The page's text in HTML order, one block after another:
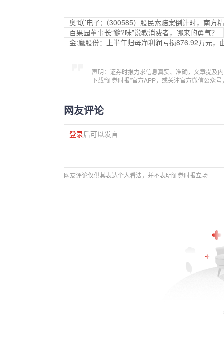
奥‘联’电子;（300585）股民索赔案倒计时，南方
百果园董事长“爹?味”说教消费者，哪来的勇气？
金:鹰股份：上半年归母净利润亏损876.92万元，
声明：证券时报力求信息真实、准确，文章提及
下载“证券时报”官方APP，或关注官方微信公众
网友评论
登录后可以发言
网友评论仅供其表达个人看法，并不表明证券时报立场